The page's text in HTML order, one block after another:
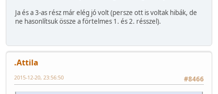
Ja és a 3-as rész már elég jó volt (persze ott is voltak hibák, de
ne hasonlítsuk össze a förtelmes 1. és 2. résszel).
.Attila
#8466
2015-12-20, 23:56:50